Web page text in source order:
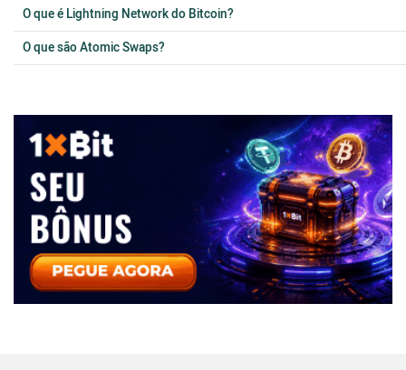
O que é Lightning Network do Bitcoin?
O que são Atomic Swaps?